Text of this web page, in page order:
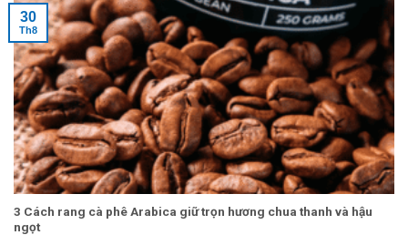
3 Cách rang cà phê Arabica giữ trọn hương chua thanh và hậu
ngọt
30
Th8